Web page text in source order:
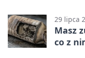
29 lipca
Masz
co z